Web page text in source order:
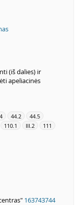
(iš dalies) ir
apeliacinės
44.2
44.5
110.1 III.2
111
163743744